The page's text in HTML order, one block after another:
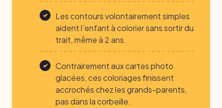
Les contours volontairement simples
aident l’enfant à colorier sans sortir du
trait, même à 2 ans.
Contrairement aux cartes photo
glacées, ces coloriages finissent
accrochés chez les grands-parents,
pas dans la corbeille.